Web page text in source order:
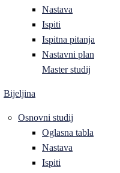
Nastava
Ispiti
Ispitna pitanja
Nastavni plan
Master studij
Bijeljina
Osnovni studij
Oglasna tabla
Nastava
Ispiti